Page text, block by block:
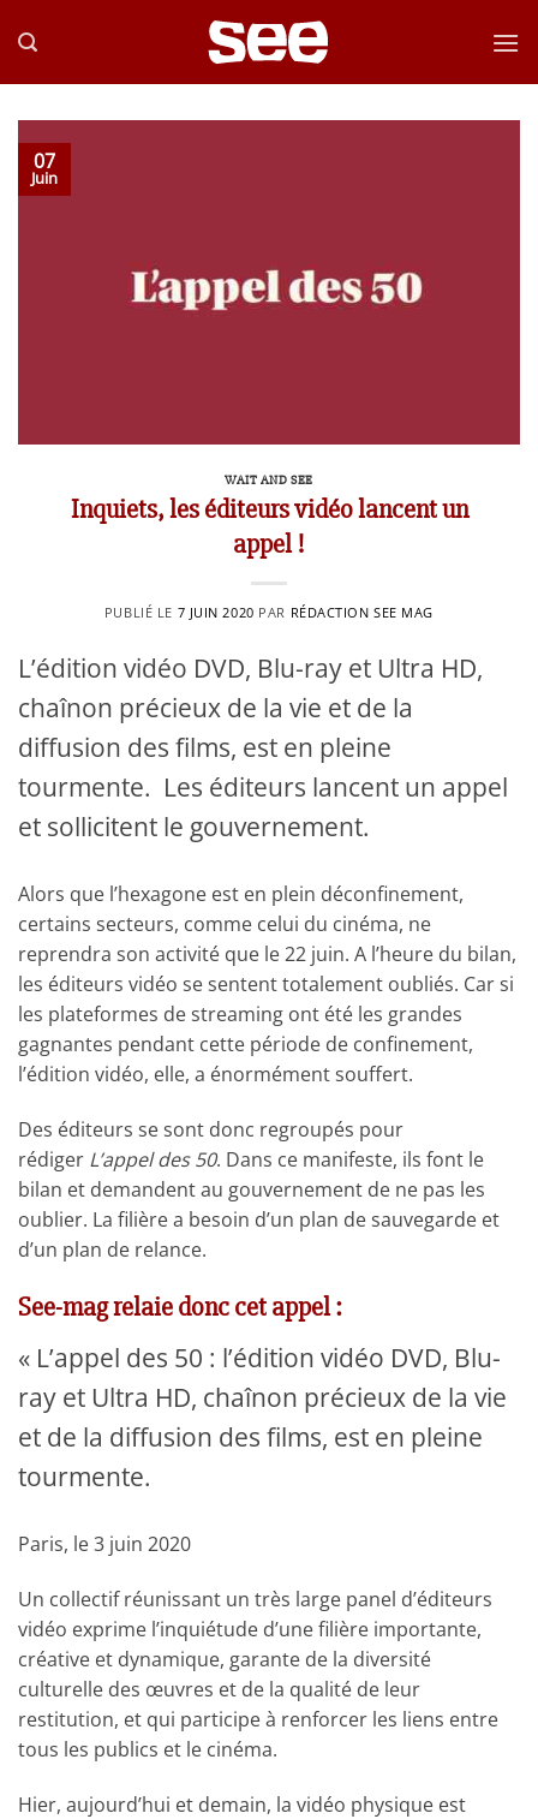
au
07
Juin
WAIT AND SEE
Inquiets, les éditeurs vidéo lancent un
appel !
PUBLIÉ LE 7 JUIN 2020 PAR RÉDACTION SEE MAG
L’édition vidéo DVD, Blu-ray et Ultra HD,
chaînon précieux de la vie et de la
diffusion des films, est en pleine
tourmente. Les éditeurs lancent un appel
et sollicitent le gouvernement.
Alors que l’hexagone est en plein déconfinement,
certains secteurs, comme celui du cinéma, ne
reprendra son activité que le 22 juin. A l’heure du bilan,
les éditeurs vidéo se sentent totalement oubliés. Car si
les plateformes de streaming ont été les grandes
gagnantes pendant cette période de confinement,
l’édition vidéo, elle, a énormément souffert.
Des éditeurs se sont donc regroupés pour
rédiger L’appel des 50. Dans ce manifeste, ils font le
bilan et demandent au gouvernement de ne pas les
oublier. La filière a besoin d’un plan de sauvegarde et
d’un plan de relance.
See-magrelaie donc cet appel :
« L’appel des 50 : l’édition vidéo DVD, Blu-
ray et Ultra HD, chaînon précieux de la vie
et de la diffusion des films, est en pleine
tourmente.
Paris, le 3 juin 2020
Un collectif réunissant un très large panel d’éditeurs
vidéo exprime l’inquiétude d’une filière importante,
créative et dynamique, garante de la diversité
culturelle des œuvres et de la qualité de leur
restitution, et qui participe à renforcer les liens entre
tous les publics et le cinéma.
Hier, aujourd’hui et demain, la vidéo physique est